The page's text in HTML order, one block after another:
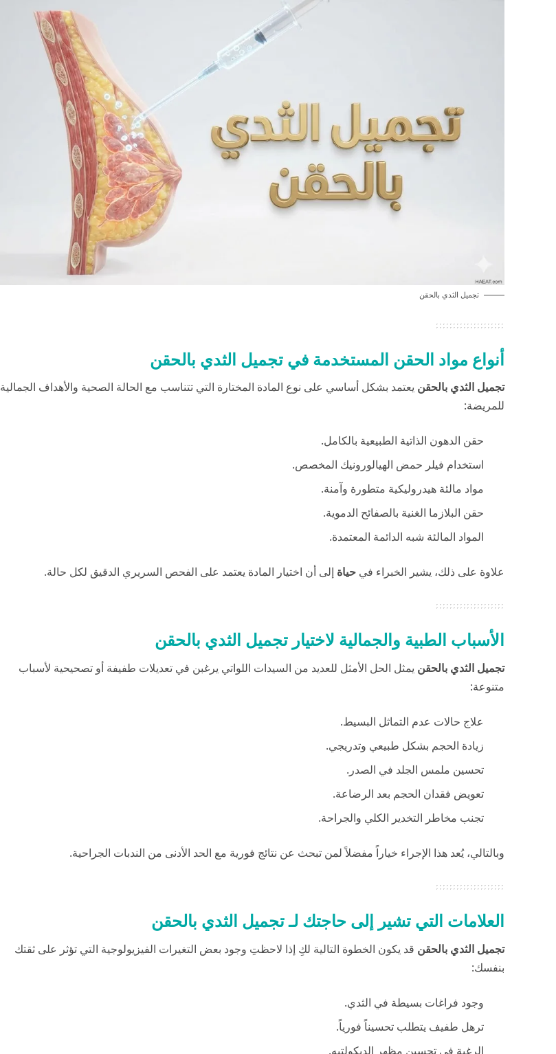
تجميل الثدي بالحقن
أنواع مواد الحقن المستخدمة في تجميل الثدي بالحقن
تجميل الثدي بالحقن يعتمد بشكل أساسي على نوع المادة المختارة التي تتناسب مع الحالة الصحية والأهداف الجمالية
للمريضة:
حقن الدهون الذاتية الطبيعية بالكامل.
استخدام فيلر حمض الهيالورونيك المخصص.
مواد مالئة هيدروليكية متطورة وآمنة.
حقن البلازما الغنية بالصفائح الدموية.
المواد المالئة شبه الدائمة المعتمدة.
علاوة على ذلك، يشير الخبراء فيحياة إلى أن اختيار المادة يعتمد على الفحص السريري الدقيق لكل حالة.
الأسباب الطبية والجمالية لاختيار تجميل الثدي بالحقن
تجميل الثدي بالحقن يمثل الحل الأمثل للعديد من السيدات اللواتي يرغبن في تعديلات طفيفة أو تصحيحية لأسباب
متنوعة:
علاج حالات عدم التماثل البسيط.
زيادة الحجم بشكل طبيعي وتدريجي.
تحسين ملمس الجلد في الصدر.
تعويض فقدان الحجم بعد الرضاعة.
تجنب مخاطر التخدير الكلي والجراحة.
وبالتالي، يُعد هذا الإجراء خياراً مفضلاً لمن تبحث عن نتائج فورية مع الحد الأدنى من الندبات الجراحية.
العلامات التي تشير إلى حاجتك لـ تجميل الثدي بالحقن
تجميل الثدي بالحقن قد يكون الخطوة التالية لكِ إذا لاحظتِ وجود بعض التغيرات الفيزيولوجية التي تؤثر على ثقتك
بنفسك:
وجود فراغات بسيطة في الثدي.
ترهل طفيف يتطلب تحسيناً فورياً.
الرغبة في تحسين مظهر الديكولتيه.